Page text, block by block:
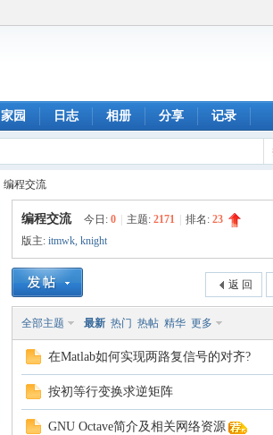
家园 日志 相册 分享 记录
编程交流
编程交流 今日: 0 主题: 2171 排名: 23
版主: itmwk, knight
返 回
全部主题 最新 热门 热帖 精华 更多
在Matlab如何实现两路复信号的对齐?
按初等行变换求逆矩阵
GNU Octave简介及相关网络资源